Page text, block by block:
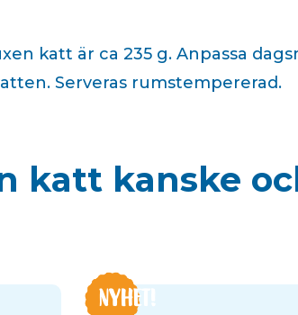
katt är ca 235 g. Anpassa
Serveras rumstempererad.
katt kanske
NYHET!